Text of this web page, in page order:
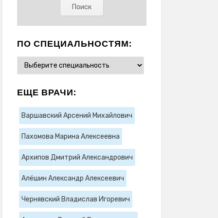
ПО СПЕЦИАЛЬНОСТЯМ:
ЕЩЕ ВРАЧИ:
Варшавский Арсений Михайлович
Пахомова Марина Алексеевна
Архипов Дмитрий Александрович
Алёшин Александр Алексеевич
Чернявский Владислав Игоревич